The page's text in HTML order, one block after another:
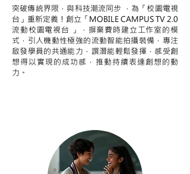
突破傳統界限，與科技潮流同步 ，為「校園電視
台」重新定義！創立「MOBILE CAMPUS TV 2.0
流動校園電視台 」，摒棄費時建立工作室的模
式，引人機動性極強的流動智能拍攝裝備，專注
啟發學員的共通能力，譔潛能輕鬆發揮，感受創
想得以實現的成功感，推動持續表達創想的動
力。